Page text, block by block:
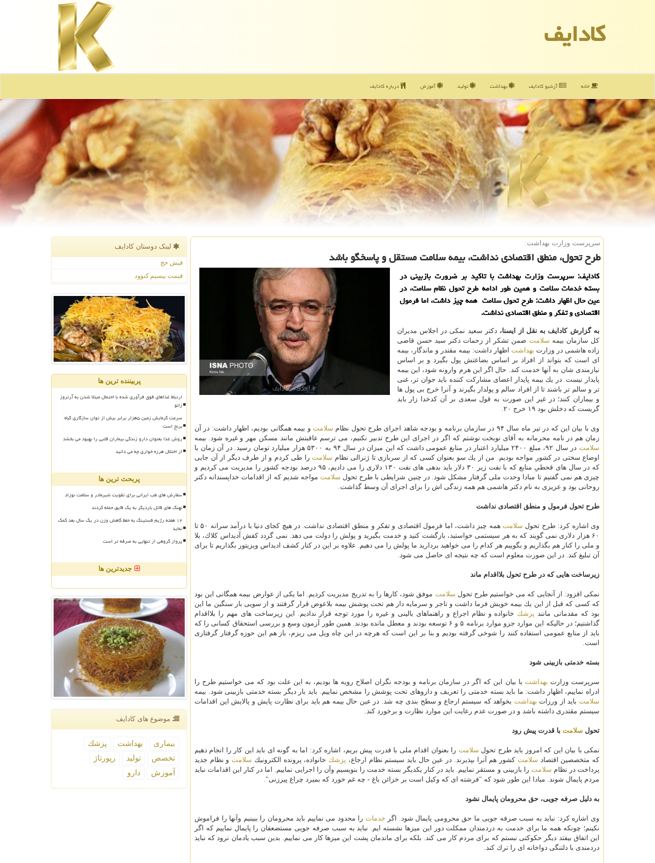
كادایف
خانه آرشیو كادایف بهداشت تولید آموزش درباره كادایف
سرپرست وزارت بهداشت:
طرح تحول، منطق اقتصادی نداشت، بیمه سلامت مستقل و پاسخگو باشد
كادایف: سرپرست وزارت بهداشت با تاكید بر ضرورت بازبینی در
بسته خدمات سلامت و همین طور ادامه طرح تحول نظام سلامت، در
عین حال اظهار داشت: طرح تحول سلامت همه چیز داشت، اما فرمول
اقتصادی و تفكر و منطق اقتصادی نداشت.
به گزارش كادایف به نقل از ایسنا،دكتر سعید نمكی در اجلاس مدیران
كل سازمان بیمه سلامت ضمن تشكر از زحمات دكتر سید حسن قاضی
زاده هاشمی در وزارت بهداشت اظهار داشت: بیمه مقتدر و ماندگار، بیمه
ای است كه بتواند از افراد بر اساس بضاعتش پول بگیرد و بر اساس
نیازمندی شان به آنها خدمت كند. حال اگر این هرم وارونه شود، این بیمه
پایدار نیست. در یك بیمه پایدار اعضای مشاركت كننده باید جوان تر، غنی
تر و سالم تر باشند تا از افراد سالم و پولدار بگیرند و آنرا خرج بی پول ها
و بیماران كنند؛ در غیر این صورت به قول سعدی بر آن كدخدا زار باید
گریست كه دخلش بود ۱۹ خرج ۲۰.
وی با بیان این كه در تیر ماه سال ۹۴ در سازمان برنامه و بودجه شاهد اجرای طرح تحول نظام سلامت و بیمه همگانی بودیم، اظهار داشت: در آن
زمان هم در نامه محرمانه به آقای نوبخت نوشتم كه اگر در اجرای این طرح تدبیر نكنیم، می ترسم عاقبتش مانند مسكن مهر و غیره شود. بیمه
سلامت
در سال ۹۲، مبلغ ۲۴۰۰ میلیارد اعتبار در منابع عمومی داشت كه این میزان در سال ۹۴ به ۵۳۰۰ هزار میلیارد تومان رسید. در آن زمان با
اوضاع سختی در كشور مواجه بودیم. من از یك سو بعنوان كسی كه از سربازی تا ژنرالی نظام سلامت را طی كردم و از طرف دیگر از آن جایی
كه در سال های قحطیِ منابع كه با نفت زیر ۳۰ دلار باید بدهی های نفت ۱۳۰ دلاری را می دادیم، ۹۵ درصد بودجه كشور را مدیریت می كردیم و
چیزی هم نمی گفتیم تا مبادا وحدت ملی گرفتار مشكل شود. در چنین شرایطی با طرح تحول سلامت مواجه شدیم كه از اقدامات خداپسندانه دكتر
روحانی بود و عزیزی به نام دكتر هاشمی هم همه زندگی اش را برای اجرای آن وسط گذاشت.
طرح تحول فرمول و منطق اقتصادی نداشت
وی اشاره كرد: طرح تحول سلامت
همه چیز داشت، اما فرمول اقتصادی و تفكر و منطق اقتصادی نداشت. در هیچ كجای دنیا با درآمد سرانه ۵۰ تا
۶۰ هزار دلاری نمی گویند كه به هر سیستمی خواستید، بازگشت كنید و خدمت بگیرید و پولش را دولت می دهد. نمی گردد كفش آدیداس كلاك، بلا
و ملی را كنار هم بگذاریم و بگوییم هر كدام را می خواهید بردارید ما پولش را می دهیم. علاوه بر این در كنار كشف ادیداس ویزیتور بگذاریم تا برای
آن تبلیغ كند. در این صورت معلوم است كه چه نتیجه ای حاصل می شود.
زیرساخت هایی كه در طرح تحول بلااقدام ماند
نمكی افزود: از آنجایی كه می خواستیم طرح تحول سلامت موفق شود، كارها را به تدریج مدیریت كردیم. اما یكی از عوارض بیمه همگانی این بود
كه كسی كه قبل از این یك بیمه خویش فرما داشت و تاجر و سرمایه دار هم تحت پوشش بیمه بلاعوض قرار گرفتند و از سویی بار سنگین ما این
بود كه مقدماتی مانند پزشك خانواده و نظام اجراع و راهنماهای بالینی و غیره را مورد توجه قرار ندادیم. این زیرساخت های مهم را بلااقدام
گذاشتیم؛ در حالیكه این موارد جزو موارد برنامه ۵ و ۶ توسعه بودند و معطل مانده بودند. همین طور آزمون وسع و بررسی استحقاق كسانی را كه
باید از منابع عمومی استفاده كنند را شوخی گرفته بودیم و بنا بر این است كه هرچه در این چاه ویل می ریزم، باز هم این حوزه گرفتار گرفتاری
است.
بسته خدمتی بازبینی شود
سرپرست وزارت بهداشت با بیان این كه اگر در سازمان برنامه و بودجه نگران اصلاح رویه ها بودیم، به این علت بود كه می خواستیم طرح را
ادراه نماییم، اظهار داشت: ما باید بسته خدمتی را تعریف و داروهای تحت پوشش را مشخص نماییم. باید بار دیگر بسته خدمتی بازبینی شود. بیمه
سلامت باید از ورزات بهداشت بخواهد كه سیستم ارجاع و سطح بندی چه شد. در عین حال بیمه هم باید برای نظارت پایش و پالایش این اقدامات
سیستم مقتدری داشته باشد و در صورت عدم رعایت این موارد نظارت و برخورد كند.
تحول سلامت با قدرت پیش رود
نمكی با بیان این كه امروز باید طرح تحول سلامت را بعنوان اقدام ملی با قدرت پیش بریم، اشاره كرد: اما به گونه ای باید این كار را انجام دهیم
كه متخصصین اقتصاد سلامت كشور هم آنرا بپذیرند. در عین حال باید سیستم نظام ارجاع، پزشك خانواده، پرونده الكترونیك سلامت و نظام جدید
پرداخت در نظام سلامت را بازبینی و مستقر نماییم. باید در كنار یكدیگر بسته خدمت را بنویسیم وآن را اجرایی نماییم. اما در كنار این اقدامات نباید
مردم پایمال شوند. مبادا این طور شود كه "فرشته ای كه وكیل است بر خزائن باغ - چه غم خورد كه بمیرد چراغ پیرزنی".
به دلیل صرفه جویی، حق محرومان پایمال نشود
وی اشاره كرد: نباید به سبب صرفه جویی ما حق محرومی پایمال شود. اگر خدمات را محدود می نماییم باید محرومان را ببینیم وآنها را فراموش
نكینم؛ چونكه همه ما برای خدمت به دردمندان ممكلت دور این میزها نشسته ایم. نباید به سبب صرفه جویی مستضعفان را پایمال نماییم كه اگر
این اتفاق بیفتد دیگر حكوكتی نبستم كه برای مردم كار می كند. بلكه برای ماندمان پشت این میزها كار می نماییم. بدین سبب یادمان نرود كه نباید
دردمندی با دلتنگی دواخانه ای را ترك كند.
لینک دوستان كادایف
فیش حج
قیمت بیسیم کنوود
پربیننده ترین ها
ارتباط غذاهای فوق فرآوری شده با احتمال مبتلا شدن به آرتروز
زانو
سرعت گرمایش زمین ۵هزار برابر بیش از توان سازگاری گیاه
برنج است
روش غذا بعنوان دارو زندگی بیماران قلبی را بهبود می بخشد
از اختلال هرزه خواری چه می دانید
پربحث ترین ها
سفارش های طب ایرانی برای تقویت شیرمادر و سلامت نوزاد
نهنگ های قاتل باردیگر به یک قایق حمله کردند
۱۲ هفته رژیم فستینگ به حفظ کاهش وزن در یک سال بعد کمک
نماید
پرواز گروهی از تنهایی به صرفه تر است
جدیدترین ها
موضوع های كادایف
بیماری بهداشت
پزشك
تخصص
تولید
رپورتاژ
آموزش
دارو